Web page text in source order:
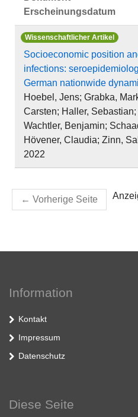
Erscheinungsdatum
Wissenschaftlicher Artikel
Socioeconomic position
infections:
German nationwide
Hoebel, Jens; Grabka,
Carsten; Haller,
Wachtler, Benjamin;
Hövener, Claudia; Zinn,
2022
← Vorherige Seite
Information
Kontakt
Impressum
Datenschutz
Diese Seite